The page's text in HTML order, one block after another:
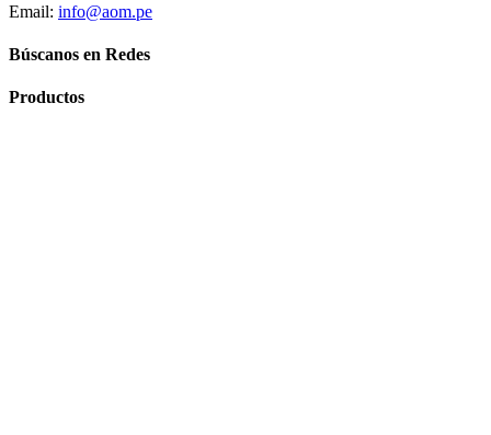
Email: info@aom.pe
Búscanos en Redes
Productos